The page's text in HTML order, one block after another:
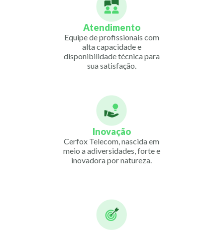
Atendimento
Equipe de profissionais com
alta capacidade e
disponibilidade técnica para
sua satisfação.
Inovação
Cerfox Telecom, nascida em
meio a adiversidades, forte e
inovadora por natureza.